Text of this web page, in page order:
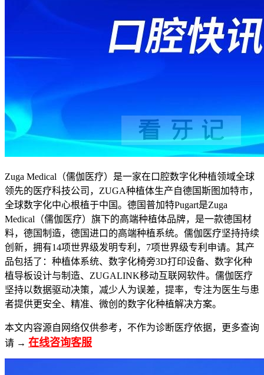
Zuga Medical（儒伽医疗）是一家在口腔数字化种植领域全球
领先的医疗科技公司，ZUGA种植体生产自德国斯图加特市，
全球数字化中心根植于中国。德国普加特Pugart是Zuga
Medical（儒伽医疗）旗下的高端种植体品牌，是一款德国材
料，德国制造，德国进口的高端种植系统。儒伽医疗坚持持续
创新，拥有14项世界级发明专利，7项世界级专利申请。其产
品包括了：种植体系统、数字化椅旁3D打印设备、数字化种
植导板设计与制造、ZUGALINK移动互联网软件。儒伽医疗
坚持以数据驱动决策，减少人为误差，提率，专注为医生与患
者提供更安全、精准、微创的数字化种植解决方案。
本文内容源自网络仅供参考，不作为诊断医疗依据，更多查询
请 → 在线咨询客服